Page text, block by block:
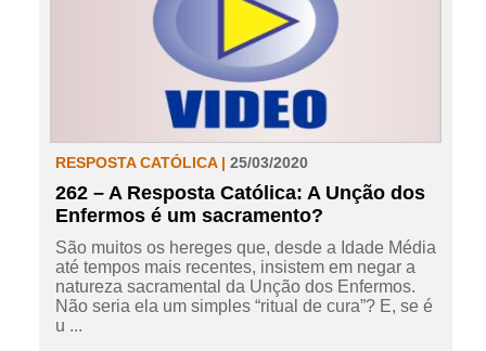
RESPOSTA CATÓLICA | 25/03/2020
262 – A Resposta Católica: A Unção dos
Enfermos é um sacramento?
São muitos os hereges que, desde a Idade Média
até tempos mais recentes, insistem em negar a
natureza sacramental da Unção dos Enfermos.
Não seria ela um simples “ritual de cura”? E, se é
u ...